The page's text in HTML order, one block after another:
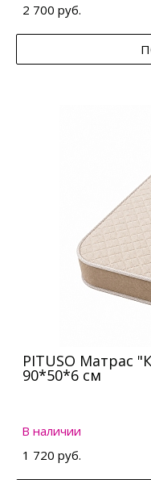
2 700 руб.
PITUSO Матрас
90*50*6 см
В наличии
1 720 руб.